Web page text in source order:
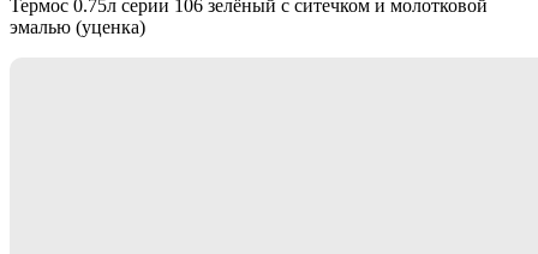
Термос 0.75л серии 106 зелёный с ситечком и молотковой
эмалью (уценка)